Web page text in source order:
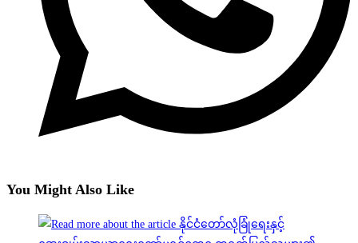
You Might Also Like